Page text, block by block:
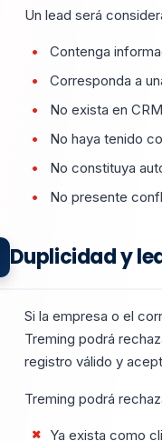
Un lead será
Contenga
Corresponda a
No exista en
No haya tenido
No constituya
No presente
Duplicidad y
Si la empresa o el
Treming podrá
registro válido y
Treming podrá
Ya exista como